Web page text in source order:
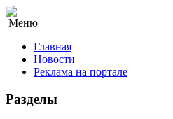
Меню
Главная
Новости
Реклама на портале
Разделы